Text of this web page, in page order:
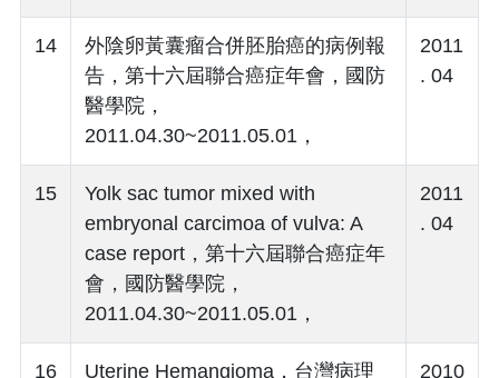
14
外陰卵黃囊瘤合併胚胎癌的病例報
告，第十六屆聯合癌症年會，國防
醫學院，
2011.04.30~2011.05.01，
2011
. 04
15
Yolk sac tumor mixed with
embryonal carcimoa of vulva: A
case report，第十六屆聯合癌症年
會，國防醫學院，
2011.04.30~2011.05.01，
2011
. 04
16
Uterine Hemangioma，台灣病理
2010